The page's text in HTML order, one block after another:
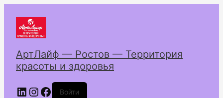
АртЛайф — Ростов — Территория
красоты и здоровья
LinkedIn
Instagram
Facebook
Войти